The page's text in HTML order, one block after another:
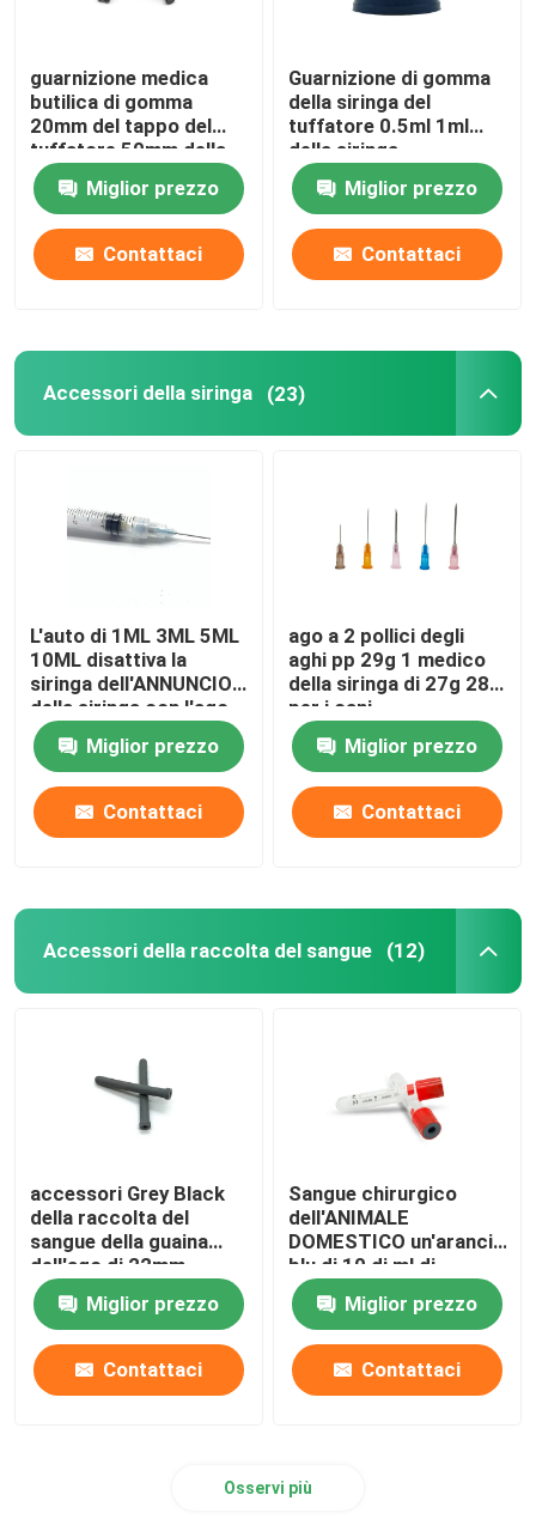
guarnizione medica
butilica di gomma
20mm del tappo del
tuffatore 50mm della
siringa di 2.5mm 10mm
Miglior prezzo
Contattaci
Guarnizione di gomma
della siringa del
tuffatore 0.5ml 1ml
della siringa
dell'isoprene o del
butile Miglior prezzo
Contattaci
Accessori della siringa (23)
L'auto di 1ML 3ML 5ML
10ML disattiva la
siringa dell'ANNUNCIO
della siringa con l'ago
Miglior prezzo
Contattaci
ago a 2 pollici degli
aghi pp 29g 1 medico
della siringa di 27g 28g
per i cani
Miglior prezzo
Contattaci
Accessori della raccolta del sangue (12)
accessori Grey Black
della raccolta del
sangue della guaina
dell'ago di 22mm
23mm
Miglior prezzo
Contattaci
Sangue chirurgico
dell'ANIMALE
DOMESTICO un'arancia
blu di 10 di ml di
agrostide bianco tubi
del sangueMiglior prezzo
Contattaci
Osservi più